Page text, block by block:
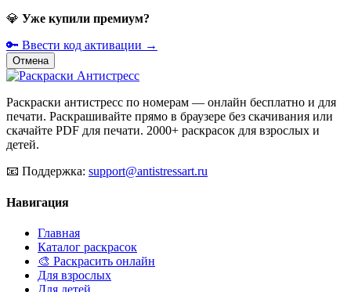
💎 Уже купили премиум?
🔑 Ввести код активации →
Отмена
Раскраски антистресс по номерам — онлайн бесплатно и для
печати. Раскрашивайте прямо в браузере без скачивания или
скачайте PDF для печати. 2000+ раскрасок для взрослых и
детей.
📧 Поддержка: support@antistressart.ru
Навигация
Главная
Каталог раскрасок
🎨 Раскрасить онлайн
Для взрослых
Для детей